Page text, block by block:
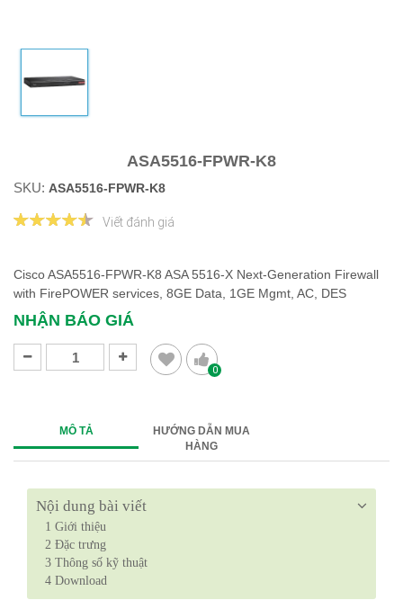
ASA5516-FPWR-K8
SKU: ASA5516-FPWR-K8
Viết đánh giá
Cisco ASA5516-FPWR-K8 ASA 5516-X Next-Generation Firewall
with FirePOWER services, 8GE Data, 1GE Mgmt, AC, DES
NHẬN BÁO GIÁ
0
MÔ TẢ
HƯỚNG DẪN MUA
HÀNG
Nội dung bài viết
1 Giới thiệu
2 Đặc trưng
3 Thông số kỹ thuật
4 Download